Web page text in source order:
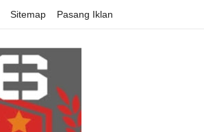
Sitemap Pasang Iklan